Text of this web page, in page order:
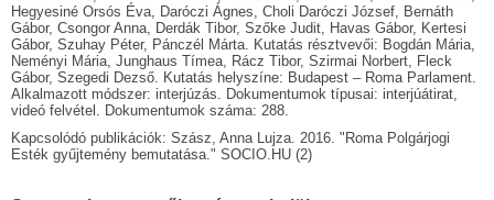
Hegyesiné Orsós Éva, Daróczi Ágnes, Choli Daróczi József, Bernáth
Gábor, Csongor Anna, Derdák Tibor, Szőke Judit, Havas Gábor, Kertesi
Gábor, Szuhay Péter, Pánczél Márta. Kutatás résztvevői: Bogdán Mária,
Neményi Mária, Junghaus Tímea, Rácz Tibor, Szirmai Norbert, Fleck
Gábor, Szegedi Dezső. Kutatás helyszíne: Budapest – Roma Parlament.
Alkalmazott módszer: interjúzás. Dokumentumok típusai: interjúátirat,
videó felvétel. Dokumentumok száma: 288.
Kapcsolódó publikációk: Szász, Anna Lujza. 2016. "Roma Polgárjogi
Esték gyűjtemény bemutatása." SOCIO.HU (2)